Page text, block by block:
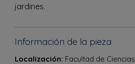
jardines.
Información de la pieza
Localización: Facultad de Ciencias